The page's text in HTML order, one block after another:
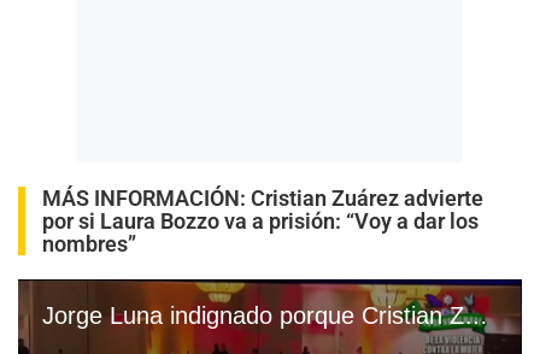
MÁS INFORMACIÓN: Cristian Zuárez advierte
por si Laura Bozzo va a prisión: “Voy a dar los
nombres”
Jorge Luna indignado porque Cristian Zuárez recibió su premio ‘Martín Fierro’: “No lo conozco, queremos recuperarlo”